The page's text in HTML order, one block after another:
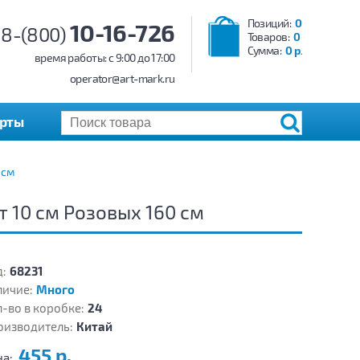
Позиций: 0
Товаров: 0
Сумма: 0 р.
8-(800)10-16-726
время работы: c 9:00 до 17:00
operator@art-mark.ru
10 см Розовых 160 см
68231
Много
во в коробке: 24
Китай
455 р.